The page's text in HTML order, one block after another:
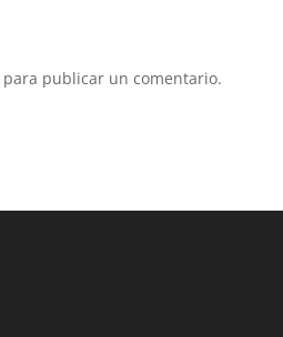
para publicar un comentario.